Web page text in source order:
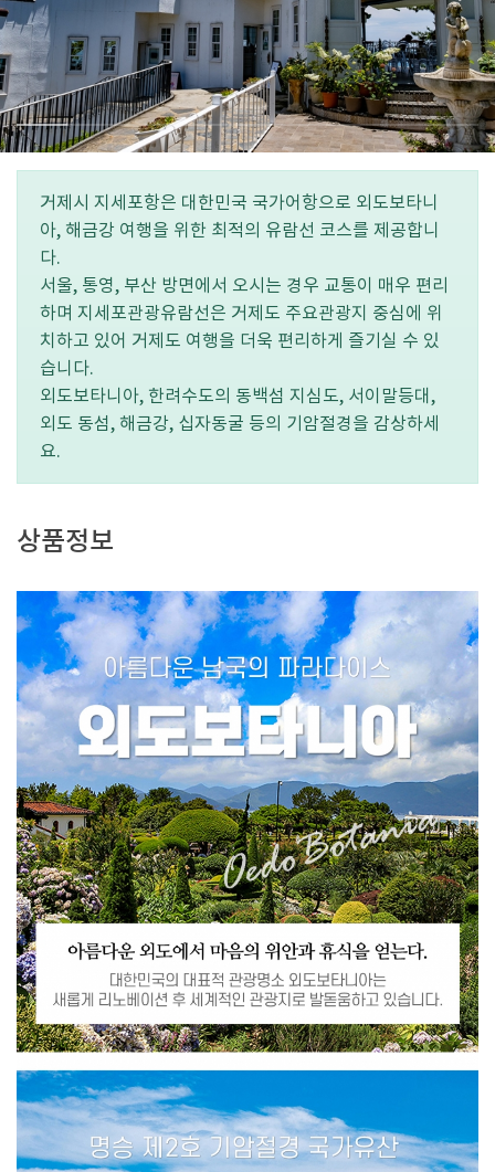
거제시 지세포항은 대한민국 국가어항으로 외도보타니
아, 해금강 여행을 위한 최적의 유람선 코스를 제공합니
다.
서울, 통영, 부산 방면에서 오시는 경우 교통이 매우 편리
하며 지세포관광유람선은 거제도 주요관광지 중심에 위
치하고 있어 거제도 여행을 더욱 편리하게 즐기실 수 있
습니다.
외도보타니아, 한려수도의 동백섬 지심도, 서이말등대,
외도 동섬, 해금강, 십자동굴 등의 기암절경을 감상하세
요.
상품정보